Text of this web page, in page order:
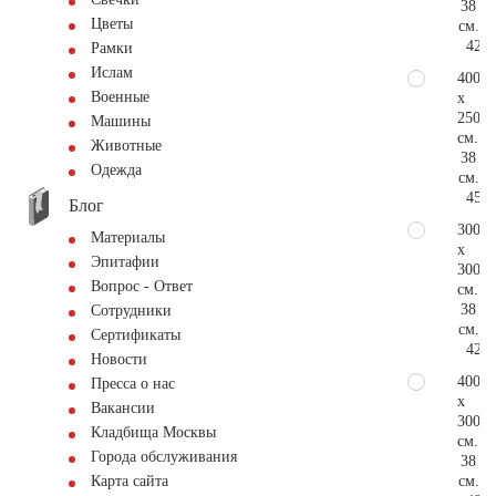
Цветы
Рамки
Ислам
Военные
Машины
Животные
Одежда
Блог
Материалы
Эпитафии
Вопрос - Ответ
Сотрудники
Сертификаты
Новости
Пресса о нас
Вакансии
Кладбища Москвы
Города обслуживания
Карта сайта
38
см.
400
x
250
см.
38
см.
300
x
300
см.
38
см.
400
x
300
см.
38
см.